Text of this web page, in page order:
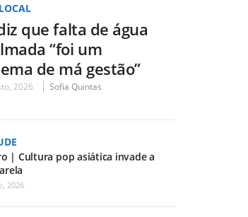
que falta de água
“foi um
de má gestão”
2026 Sofia Quintas
| Cultura pop asiática invade a
2026